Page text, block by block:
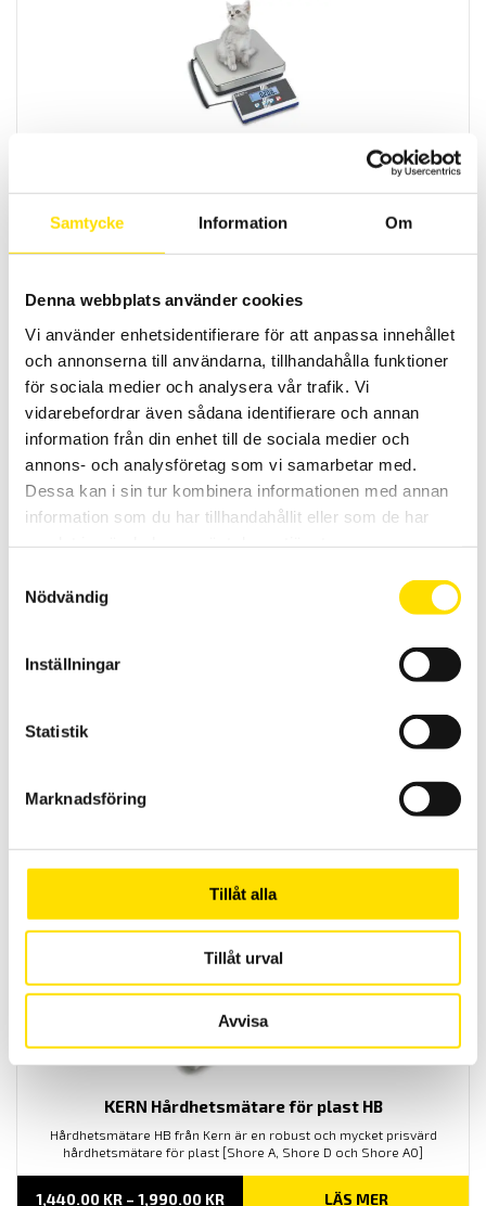
Samtycke Information Om
Denna webbplats använder cookies
Vi använder enhetsidentifierare för att anpassa innehållet
och annonserna till användarna, tillhandahålla funktioner
för sociala medier och analysera vår trafik. Vi
vidarebefordrar även sådana identifierare och annan
information från din enhet till de sociala medier och
annons- och analysföretag som vi samarbetar med.
Dessa kan i sin tur kombinera informationen med annan
information som du har tillhandahållit eller som de har
Nödvändig
Inställningar
Statistik
Marknadsföring
Tillåt alla
Tillåt urval
Avvisa
KERN EOB är en praktisk och användarvänlig plattformsvåg med
maxkapacitet upp till 300 kg
2,290.00 KR
KERN FC Digital dynamometer
4,940.00KR LÄS MER
4,000.00KR LÄS MER
KERN Hårdhetsmätare för plast HB
Hårdhetsmätare HB från Kern är en robust och mycket prisvärd
hårdhetsmätare för plast [Shore A, Shore D och Shore A0]
1,440.00 KR – 1,990.00 KRPRISINTERVALL:LÄS MER